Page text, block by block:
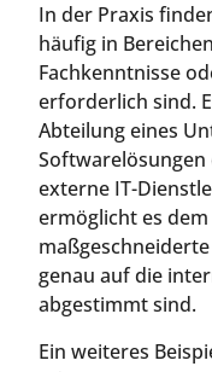
In der Praxis
häufig in
Fachkenntnisse
erforderlich sind.
Abteilung eines
externe IT-
ermöglicht es
genau auf die
abgestimmt sind.
Ein weiteres